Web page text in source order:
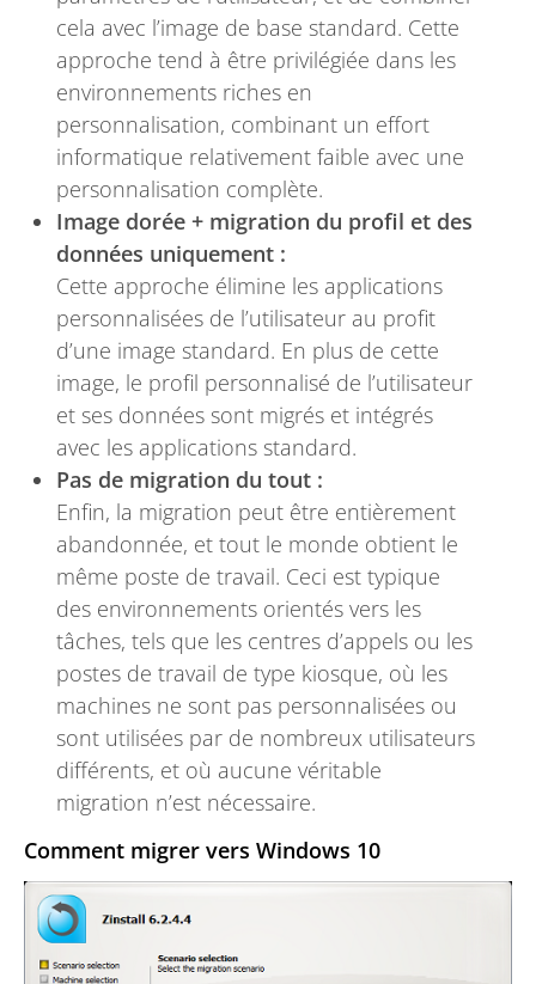
cela avec l’image de base standard. Cette
approche tend à être privilégiée dans les
environnements riches en
personnalisation, combinant un effort
informatique relativement faible avec une
personnalisation complète.
Image dorée + migration du profil et des
données uniquement :
Cette approche élimine les applications
personnalisées de l’utilisateur au profit
d’une image standard. En plus de cette
image, le profil personnalisé de l’utilisateur
et ses données sont migrés et intégrés
avec les applications standard.
Pas de migration du tout :
Enfin, la migration peut être entièrement
abandonnée, et tout le monde obtient le
même poste de travail. Ceci est typique
des environnements orientés vers les
tâches, tels que les centres d’appels ou les
postes de travail de type kiosque, où les
machines ne sont pas personnalisées ou
sont utilisées par de nombreux utilisateurs
différents, et où aucune véritable
migration n’est nécessaire.
Comment migrer vers Windows 10